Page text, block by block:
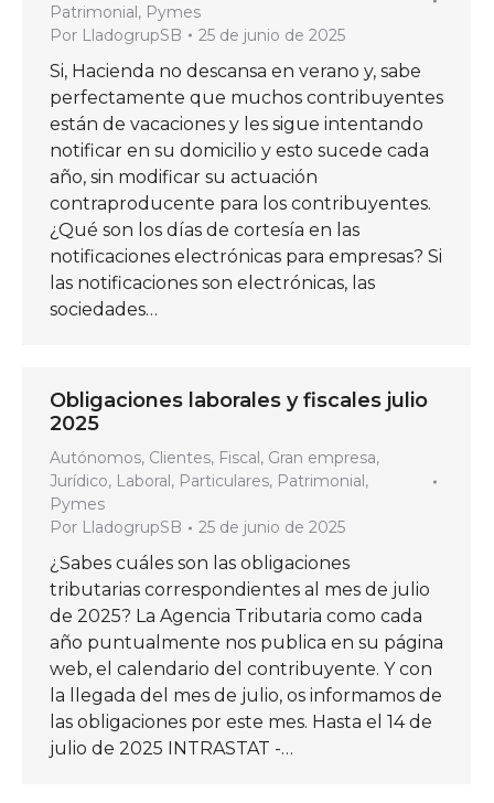
Patrimonial, Pymes
Por LladogrupSB 25 de junio de 2025
Si, Hacienda no descansa en verano y, sabe
perfectamente que muchos contribuyentes
están de vacaciones y les sigue intentando
notificar en su domicilio y esto sucede cada
año, sin modificar su actuación
contraproducente para los contribuyentes.
¿Qué son los días de cortesía en las
notificaciones electrónicas para empresas? Si
las notificaciones son electrónicas, las
sociedades…
Obligaciones laborales y fiscales julio
2025
Autónomos, Clientes, Fiscal, Gran empresa,
Jurídico, Laboral, Particulares, Patrimonial,
Pymes
Por LladogrupSB 25 de junio de 2025
¿Sabes cuáles son las obligaciones
tributarias correspondientes al mes de julio
de 2025? La Agencia Tributaria como cada
año puntualmente nos publica en su página
web, el calendario del contribuyente. Y con
la llegada del mes de julio, os informamos de
las obligaciones por este mes. Hasta el 14 de
julio de 2025 INTRASTAT -…